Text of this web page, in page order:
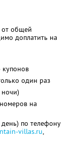
от общей
доплатить на
купонов
один раз
на
по телефону
villas.ru,